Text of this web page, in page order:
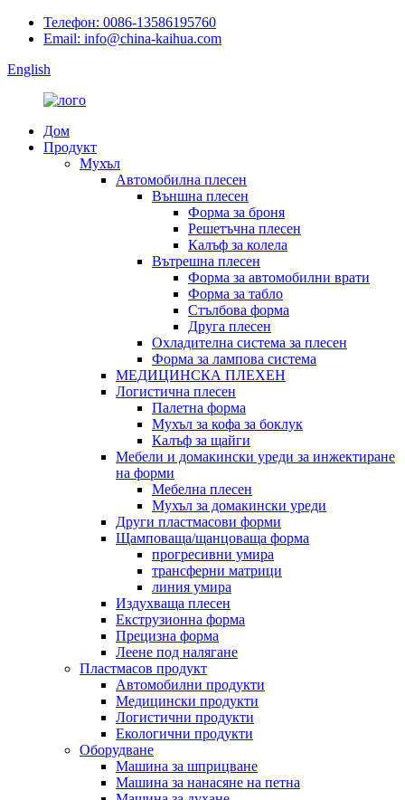
Телефон: 0086-13586195760
Email: info@china-kaihua.com
English
Дом
Продукт
Мухъл
Автомобилна плесен
Външна плесен
Форма за броня
Решетъчна плесен
Калъф за колела
Вътрешна плесен
Форма за автомобилни врати
Форма за табло
Стълбова форма
Друга плесен
Охладителна система за плесен
Форма за лампова система
МЕДИЦИНСКА ПЛЕХЕН
Логистична плесен
Палетна форма
Мухъл за кофа за боклук
Калъф за щайги
Мебели и домакински уреди за инжектиране
на форми
Мебелна плесен
Мухъл за домакински уреди
Други пластмасови форми
Щамповаща/щанцоваща форма
прогресивни умира
трансферни матрици
линия умира
Издухваща плесен
Екструзионна форма
Прецизна форма
Леене под налягане
Пластмасов продукт
Автомобилни продукти
Медицински продукти
Логистични продукти
Екологични продукти
Оборудване
Машина за шприцване
Машина за нанасяне на петна